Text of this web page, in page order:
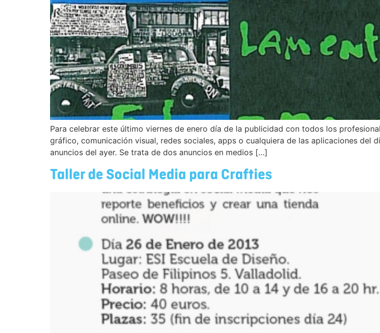
Para celebrar este último viernes de enero día de la publicidad con todos los
gráfico, comunicación visual, redes sociales, apps o cualquiera de las aplicaciones del
anuncios del ayer. Se trata de dos anuncios en medios […]
Taller de Social Media para Crafties